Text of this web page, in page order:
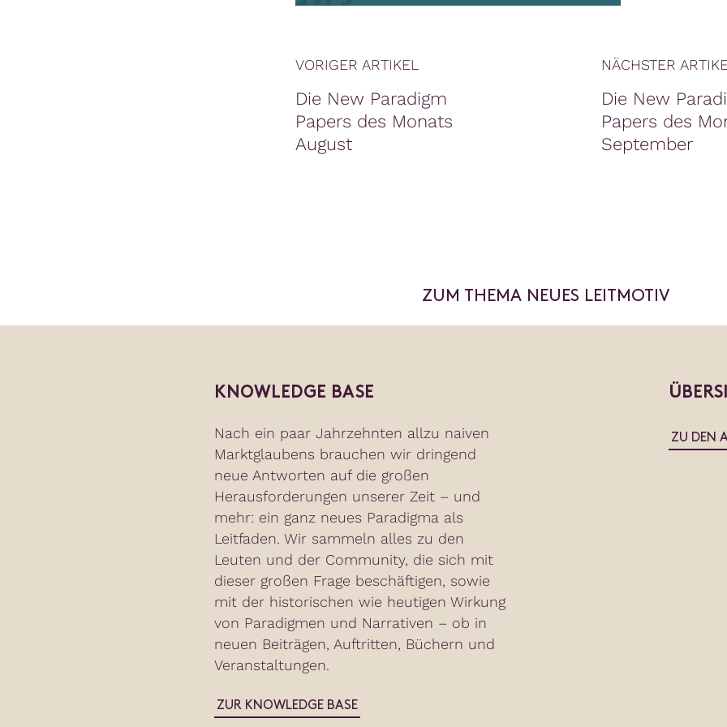
VORIGER ARTIKEL
Die New Paradigm
Papers des Monats
August
NÄCHSTER
Die New
Papers des
September
ZUM THEMA NEUES LEITMOTIV
KNOWLEDGE BASE
Nach ein paar Jahrzehnten allzu naiven
Marktglaubens brauchen wir dringend
neue Antworten auf die großen
Herausforderungen unserer Zeit – und
mehr: ein ganz neues Paradigma als
Leitfaden. Wir sammeln alles zu den
Leuten und der Community, die sich mit
dieser großen Frage beschäftigen, sowie
mit der historischen wie heutigen Wirkung
von Paradigmen und Narrativen – ob in
neuen Beiträgen, Auftritten, Büchern und
Veranstaltungen.
ZUR KNOWLEDGE BASE
ZU DEN